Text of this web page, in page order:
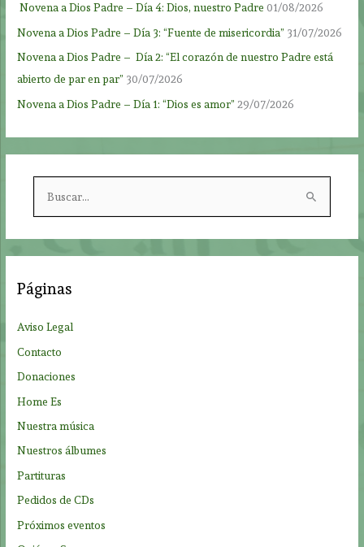
Novena a Dios Padre – Día 4: Dios, nuestro Padre 01/08/2026
Novena a Dios Padre – Día 3: “Fuente de misericordia” 31/07/2026
Novena a Dios Padre – Día 2: “El corazón de nuestro Padre está
abierto de par en par” 30/07/2026
Novena a Dios Padre – Día 1: “Dios es amor” 29/07/2026
r
:
Páginas
Aviso Legal
Contacto
Donaciones
Home Es
Nuestra música
Nuestros álbumes
Partituras
Pedidos de CDs
Próximos eventos